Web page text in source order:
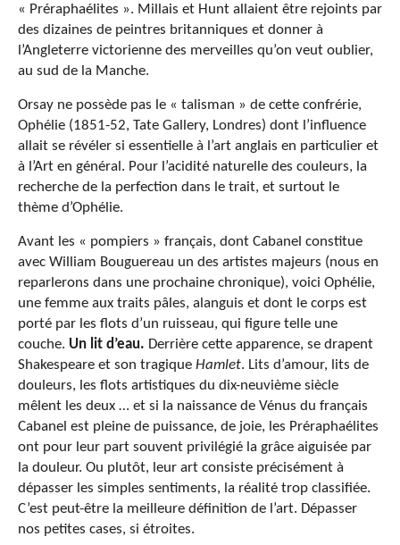
« Préraphaélites ». Millais et Hunt allaient être rejoints par
des dizaines de peintres britanniques et donner à
l’Angleterre victorienne des merveilles qu’on veut oublier,
au sud de la Manche.
Orsay ne possède pas le « talisman » de cette confrérie,
Ophélie (1851-52, Tate Gallery, Londres) dont l’influence
allait se révéler si essentielle à l’art anglais en particulier et
à l’Art en général. Pour l’acidité naturelle des couleurs, la
recherche de la perfection dans le trait, et surtout le
thème d’Ophélie.
Avant les « pompiers » français, dont Cabanel constitue
avec William Bouguereau un des artistes majeurs (nous en
reparlerons dans une prochaine chronique), voici Ophélie,
une femme aux traits pâles, alanguis et dont le corps est
porté par les flots d’un ruisseau, qui figure telle une
couche. Un lit d’eau. Derrière cette apparence, se drapent
Shakespeare et son tragique Hamlet. Lits d’amour, lits de
douleurs, les flots artistiques du dix-neuvième siècle
mêlent les deux … et si la naissance de Vénus du français
Cabanel est pleine de puissance, de joie, les Préraphaélites
ont pour leur part souvent privilégié la grâce aiguisée par
la douleur. Ou plutôt, leur art consiste précisément à
dépasser les simples sentiments, la réalité trop classifiée.
C’est peut-être la meilleure définition de l’art. Dépasser
nos petites cases, si étroites.